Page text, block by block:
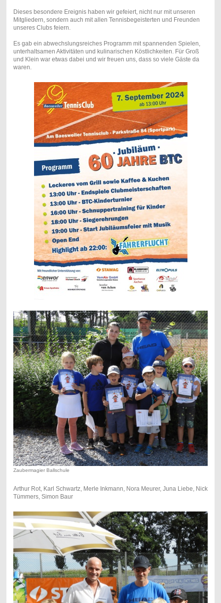
Dieses besondere Ereignis haben wir gefeiert, nicht nur mit unseren
Mitgliedern, sondern auch mit allen Tennisbegeisterten und Freunden
unseres Clubs feiern.
Es gab ein abwechslungsreiches Programm mit spannenden Spielen,
unterhaltsamen Aktivitäten und kulinarischen Köstlichkeiten. Für Groß
und Klein war etwas dabei und wir freuen uns, dass so viele Gäste da
waren.
Zaubermagier Ballschule
Arthur Rot, Karl Schwartz, Merle Inkmann, Nora Meurer, Juna Liebe, Nick
Tümmers, Simon Baur